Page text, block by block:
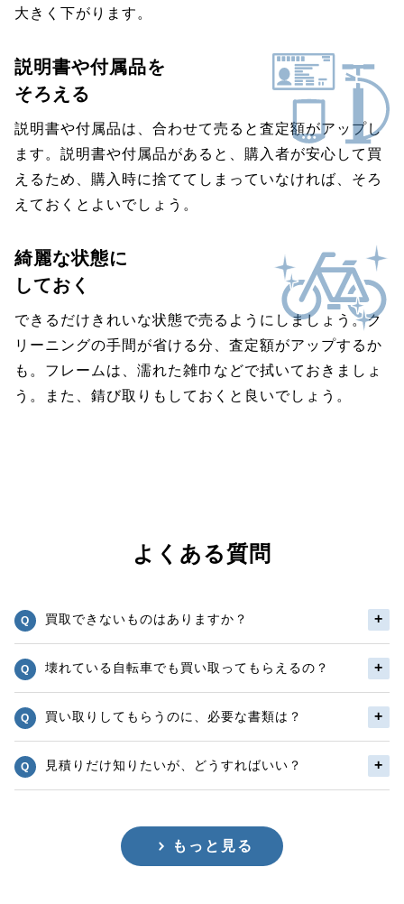
大きく下がります。
説明書や付属品を
そろえる
説明書や付属品は、合わせて売ると査定額がアップし
ます。説明書や付属品があると、購入者が安心して買
えるため、購入時に捨ててしまっていなければ、そろ
えておくとよいでしょう。
綺麗な状態に
しておく
できるだけきれいな状態で売るようにしましょう。ク
リーニングの手間が省ける分、査定額がアップするか
も。フレームは、濡れた雑巾などで拭いておきましょ
う。また、錆び取りもしておくと良いでしょう。
よくある質問
買取できないものはありますか？
壊れている自転車でも買い取ってもらえるの？
買い取りしてもらうのに、必要な書類は？
見積りだけ知りたいが、どうすればいい？
もっと見る